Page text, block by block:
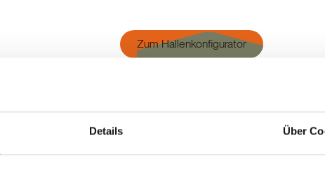
Details Über
Zum Hallenkonfigurator